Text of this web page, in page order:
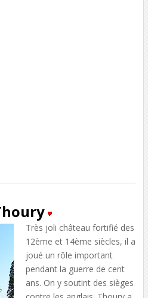
Très joli château fortifié des
12ème et 14ème siècles, il a
joué un rôle important
pendant la guerre de cent
ans. On y soutint des sièges